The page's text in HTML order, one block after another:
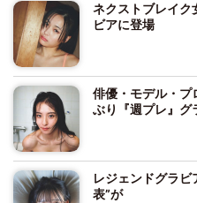
ネクストブレイク
ビアに登場
俳優・モデル・プ
ぶり『週プレ』グ
レジェンドグラビ
表”が